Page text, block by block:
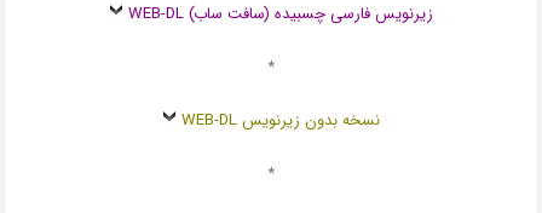
زیرنویس فارسی چسبیده (سافت ساب) WEB-DL
*
نسخه بدون زیرنویس WEB-DL
*